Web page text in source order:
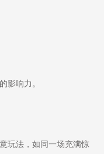
影响力。
玩法，如同一场充满惊